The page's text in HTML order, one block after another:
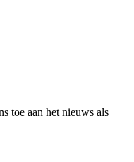
toe aan het nieuws als